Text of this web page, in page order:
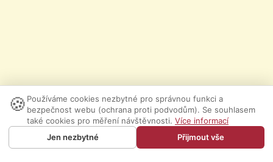
🍪 Používáme cookies nezbytné pro správnou funkci a
bezpečnost webu (ochrana proti podvodům). Se souhlasem
také cookies pro měření návštěvnosti. Více informací
Jen nezbytné
Přijmout vše